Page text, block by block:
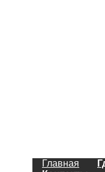
Главная